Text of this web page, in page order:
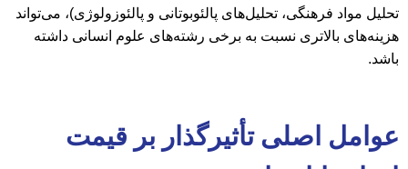
تحلیل مواد فرهنگی، تحلیل‌های پالئوبوتانی و پالئوزولوژی)، می‌تواند
هزینه‌های بالاتری نسبت به برخی رشته‌های علوم انسانی داشته
باشد.
عوامل اصلی تأثیرگذار بر قیمت